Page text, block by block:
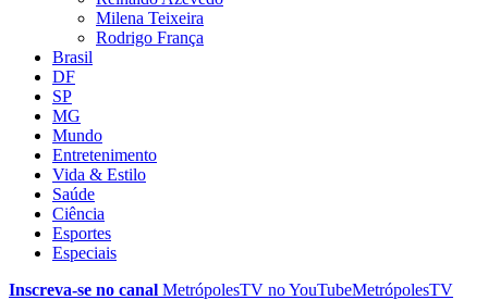
Milena Teixeira
Rodrigo França
Brasil
DF
SP
MG
Mundo
Entretenimento
Vida & Estilo
Saúde
Ciência
Esportes
Especiais
Inscreva-se no canal MetrópolesTV noYouTubeMetrópolesTV